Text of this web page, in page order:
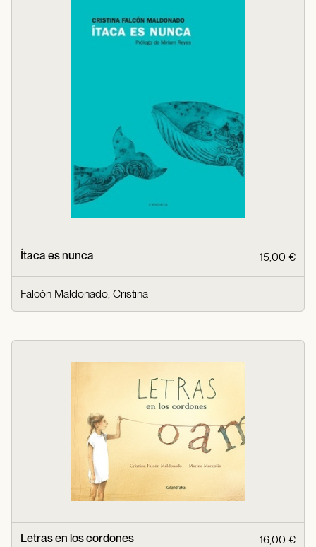
Ítaca es nunca 15,00 €
Falcón Maldonado, Cristina
Letras en los cordones 16,00 €